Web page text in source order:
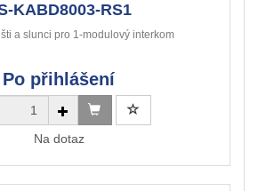
KABD8003-RS1
a slunci pro 1-modulový interkom
Po přihlášení
Na dotaz